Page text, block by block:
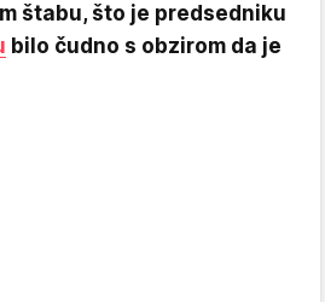
štabu, što je predsedniku
bilo čudno s obzirom da je